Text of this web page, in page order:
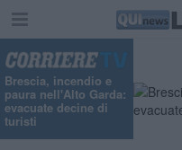
Brescia, incendio e
paura nell'Alto Garda:
evacuate decine di
turisti